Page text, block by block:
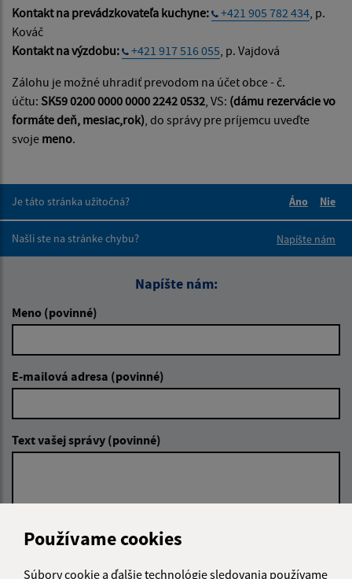
Používame cookies
Súbory cookie a ďalšie technológie sledovania používame
Kontakt na prevádzkovateľa kuchyne:
+421 905 782 434 , p.
Kováč
Kontakt na výzdobu:
+421 917 516 055 , p. Vajdová
Zálohu je možné uhradiť prevodom na účet obce - č.
účtu: SK59 0200 0000 0000 2242 0532 , VS: (dámu rezervácie vo
formáte deň, mesiac,rok) , do správy pre príjemcu uveďte
svoje meno.
Je táto stránka užitočná?
Áno
Nie
Našli ste na stránke chybu?
Napíšte nám
Napíšte nám:
Meno (povinné)
E-mailová adresa (povinné)
Text vašej správy (povinné)
Oboznámil som sa sospracúvaním osobných